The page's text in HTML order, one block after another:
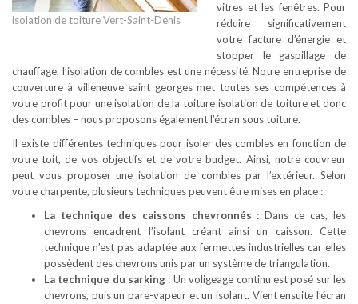
isolation de toiture Vert-Saint-Denis
vitres et les fenêtres. Pour
réduire significativement
votre facture d’énergie et
stopper le gaspillage de
chauffage, l’isolation de combles est une nécessité. Notre entreprise de
couverture à villeneuve saint georges met toutes ses compétences à
votre profit pour une isolation de la toiture isolation de toiture et donc
des combles – nous proposons également l’écran sous toiture.
Il existe différentes techniques pour isoler des combles en fonction de
votre toit, de vos objectifs et de votre budget. Ainsi, notre couvreur
peut vous proposer une isolation de combles par l’extérieur. Selon
votre charpente, plusieurs techniques peuvent être mises en place :
La technique des caissons chevronnés : Dans ce cas, les
chevrons encadrent l’isolant créant ainsi un caisson. Cette
technique n’est pas adaptée aux fermettes industrielles car elles
possèdent des chevrons unis par un système de triangulation.
La technique du sarking : Un voligeage continu est posé sur les
chevrons, puis un pare-vapeur et un isolant. Vient ensuite l’écran